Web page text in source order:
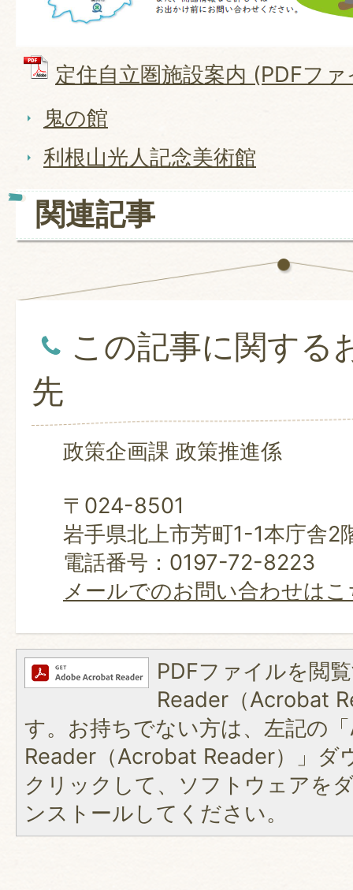
定住自立圏施設案内 (PDFフ
鬼の館
利根山光人記念美術館
関連記事
この記事に関する
先
政策企画課 政策推進係
〒024-8501
岩手県北上市芳町1-1本庁舎2
電話番号：0197-72-8223
メールでのお問い合わせは
PDFファイルを閲
Reader（Acrobat
す。お持ちでない方は、左記の
Reader（Acrobat Reader）」ダ
クリックして、ソフトウェアを
ンストールしてください。